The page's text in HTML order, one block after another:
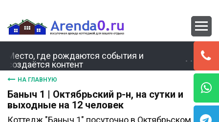
Место, где рождаются события и
создаётся контент
НА ГЛАВНУЮ
Баныч 1 | Октябрьский р-н, на сутки и
выходные на 12 человек
Коттедж "Баныч 1" посуточно в Октябрьском